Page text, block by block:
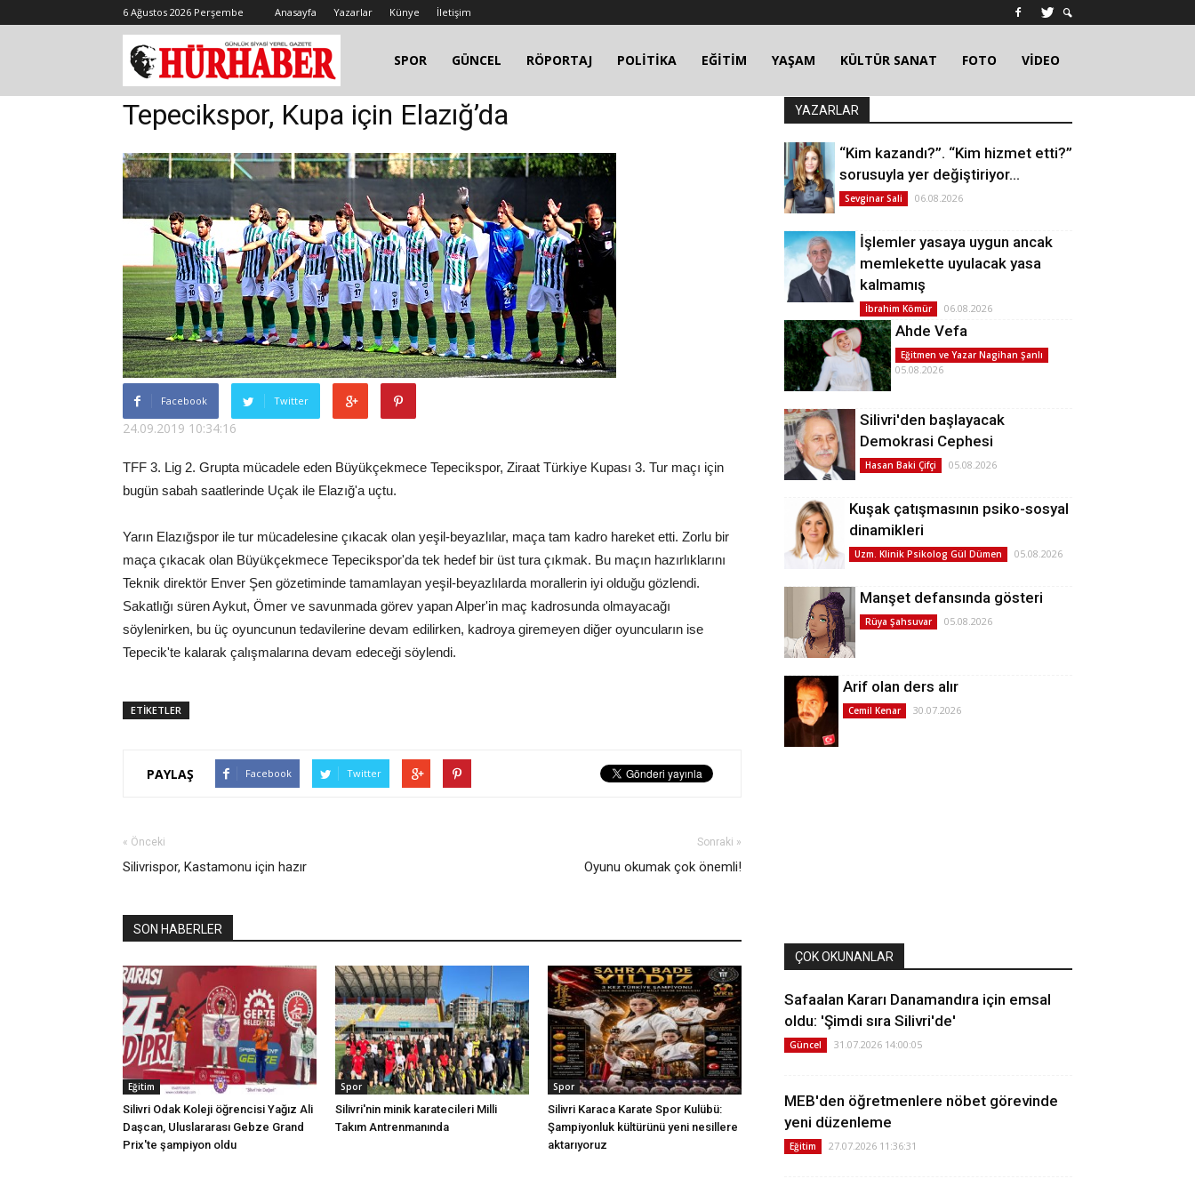
6 Ağustos 2026 Perşembe Anasayfa Yazarlar Künye İletişim
SPOR GÜNCEL RÖPORTAJ POLİTİKA EĞİTİM YAŞAM KÜLTÜR SANAT FOTO VİDEO
Tepecikspor, Kupa için Elazığ’da
Facebook Twitter
24.09.2019 10:34:16
TFF 3. Lig 2. Grupta mücadele eden Büyükçekmece Tepecikspor, Ziraat Türkiye Kupası 3. Tur maçı için
bugün sabah saatlerinde Uçak ile Elazığ'a uçtu.
Yarın Elazığspor ile tur mücadelesine çıkacak olan yeşil-beyazlılar, maça tam kadro hareket etti. Zorlu bir
maça çıkacak olan Büyükçekmece Tepecikspor'da tek hedef bir üst tura çıkmak. Bu maçın hazırlıklarını
Teknik direktör Enver Şen gözetiminde tamamlayan yeşil-beyazlılarda morallerin iyi olduğu gözlendi.
Sakatlığı süren Aykut, Ömer ve savunmada görev yapan Alper'in maç kadrosunda olmayacağı
söylenirken, bu üç oyuncunun tedavilerine devam edilirken, kadroya giremeyen diğer oyuncuların ise
Tepecik'te kalarak çalışmalarına devam edeceği söylendi.
ETİKETLER
PAYLAŞ Facebook Twitter
« Önceki
Silivrispor, Kastamonu için hazır
Sonraki »
Oyunu okumak çok önemli!
SON HABERLER
Eğitim
Silivri Odak Koleji öğrencisi Yağız Ali
Daşcan, Uluslararası Gebze Grand
Prix'te şampiyon oldu
Spor
Silivri'nin minik karatecileri Milli
Takım Antrenmanında
Spor
Silivri Karaca Karate Spor Kulübü:
Şampiyonluk kültürünü yeni nesillere
aktarıyoruz
YAZARLAR
“Kim kazandı?”. “Kim hizmet etti?”
sorusuyla yer değiştiriyor…
Sevginar Sali 06.08.2026
İşlemler yasaya uygun ancak
memlekette uyulacak yasa
kalmamış
İbrahim Kömür 06.08.2026
Ahde Vefa
Eğitmen ve Yazar Nagihan Şanlı
05.08.2026
Silivri'den başlayacak
Demokrasi Cephesi
Hasan Baki Çifçi 05.08.2026
Kuşak çatışmasının psiko-sosyal
dinamikleri
Uzm. Klinik Psikolog Gül Dümen 05.08.2026
Manşet defansında gösteri
Rüya Şahsuvar 05.08.2026
Arif olan ders alır
Cemil Kenar 30.07.2026
ÇOK OKUNANLAR
Safaalan Kararı Danamandıra için emsal
oldu: 'Şimdi sıra Silivri'de'
Güncel 31.07.2026 14:00:05
MEB'den öğretmenlere nöbet görevinde
yeni düzenleme
Eğitim 27.07.2026 11:36:31